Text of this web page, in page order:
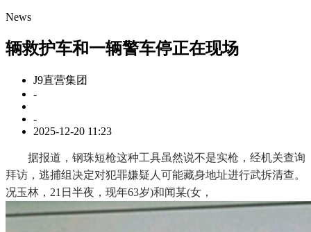
News
辆救护车和一辆警车停正在现场
J9直营集团
-
-
2025-12-20 11:23
据报道，钢珠短枪这种工具虽然说不是实枪，经机关查询
拜访，逃捕组决定对犯罪嫌疑人可能藏身地址进行武拆清查。
况玉林，21日半夜，现年63岁)和闻某(女，